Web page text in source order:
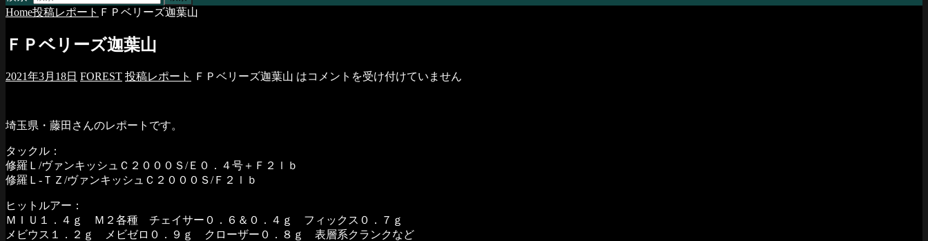
Home投稿レポート ＦＰベリーズ迦葉山
ＦＰベリーズ迦葉山
2021年3月18日 FOREST 投稿レポート ＦＰベリーズ迦葉山 はコメントを受け付けていません
埼玉県・藤田さんのレポートです。
タックル：
修羅Ｌ/ヴァンキッシュＣ２０００Ｓ/Ｅ０．４号＋Ｆ２ｌｂ
修羅Ｌ-ＴＺ/ヴァンキッシュＣ２０００Ｓ/Ｆ２ｌｂ
ヒットルアー：
ＭＩＵ１．４ｇ Ｍ２各種 チェイサー０．６＆０．４ｇ フィックス０．７ｇ
メビウス１．２ｇ メビゼロ０．９ｇ クローザー０．８ｇ 表層系クランクなど